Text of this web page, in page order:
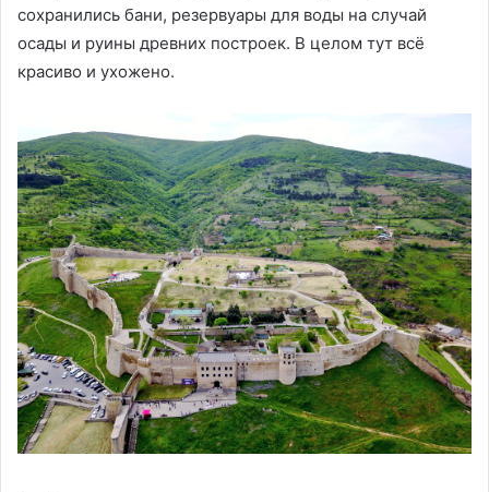
сохранились бани, резервуары для воды на случай
осады и руины древних построек. В целом тут всё
красиво и ухожено.